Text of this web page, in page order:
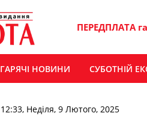
ПЕРЕДПЛАТА
ГАРЯЧІ НОВИНИ СУБОТНІЙ
12:33, Неділя, 9 Лютого, 2025